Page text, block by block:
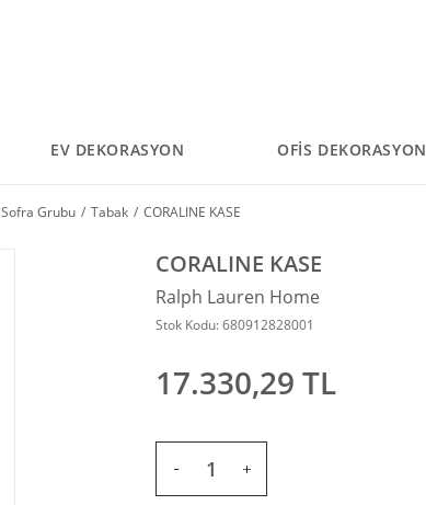
EV DEKORASYON OFİS DEKORASYON
Sofra Grubu Tabak CORALINE KASE
CORALINE KASE
Ralph Lauren Home
Stok Kodu: 680912828001
17.330,29 TL